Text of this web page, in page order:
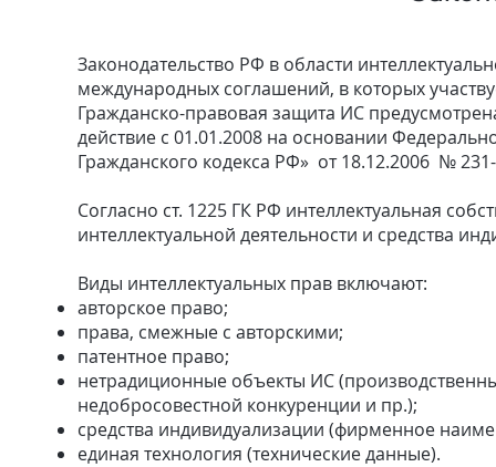
Законодательство РФ в области
международных соглашений, в которых
Гражданско-правовая защита ИС
действие с 01.01.2008 на основании
Гражданского кодекса РФ» от 18.12.2006 №
Согласно ст. 1225 ГК РФ интеллектуальная
интеллектуальной деятельности и средства
Виды интеллектуальных прав включают:​
авторское право;
права, смежные с авторскими;
патентное право;
нетрадиционные объекты ИС
недобросовестной конкуренции и пр.);
средства индивидуализации (фирменное
единая технология (технические данные).